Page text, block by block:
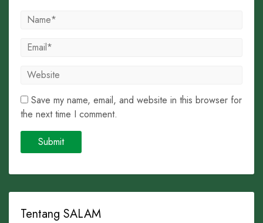
Save my name, email, and website in this browser for
the next time I comment.
Tentang SALAM